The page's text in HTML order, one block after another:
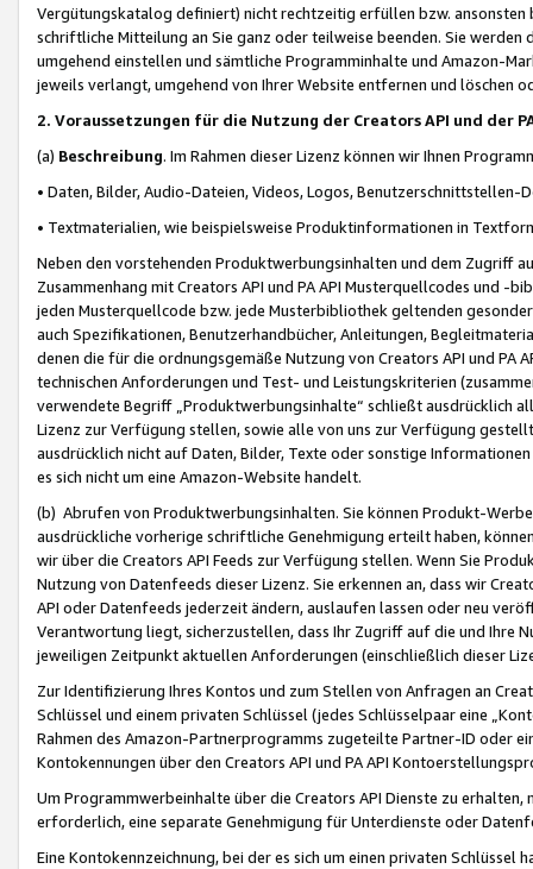
Vergütungskatalog definiert) nicht rechtzeitig erfüllen bzw. ansonsten
schriftliche Mitteilung an Sie ganz oder teilweise beenden. Sie werden
umgehend einstellen und sämtliche Programminhalte und Amazon-
jeweils verlangt, umgehend von Ihrer Website entfernen und löschen
2. Voraussetzungen für die Nutzung der Creators API und der
(a) Beschreibung. Im Rahmen dieser Lizenz können wir Ihnen
• Daten, Bilder, Audio-Dateien, Videos, Logos, Benutzerschnittstellen-
• Textmaterialien, wie beispielsweise Produktinformationen in
Neben den vorstehenden Produktwerbungsinhalten und dem Zugriff
Zusammenhang mit Creators API und PA API Musterquellcodes und
jeden Musterquellcode bzw. jede Musterbibliothek geltenden
auch Spezifikationen, Benutzerhandbücher, Anleitungen,
denen die für die ordnungsgemäße Nutzung von Creators API und PA
technischen Anforderungen und Test- und Leistungskriterien
verwendete Begriff „Produktwerbungsinhalte“ schließt ausdrücklich
Lizenz zur Verfügung stellen, sowie alle von uns zur Verfügung
ausdrücklich nicht auf Daten, Bilder, Texte oder sonstige
es sich nicht um eine Amazon-Website handelt.
(b) Abrufen von Produktwerbungsinhalten. Sie können Produkt-
ausdrückliche vorherige schriftliche Genehmigung erteilt haben,
wir über die Creators API Feeds zur Verfügung stellen. Wenn Sie
Nutzung von Datenfeeds dieser Lizenz. Sie erkennen an, dass wir
API oder Datenfeeds jederzeit ändern, auslaufen lassen oder neu
Verantwortung liegt, sicherzustellen, dass Ihr Zugriff auf die und Ihre
jeweiligen Zeitpunkt aktuellen Anforderungen (einschließlich dieser
Zur Identifizierung Ihres Kontos und zum Stellen von Anfragen an
Schlüssel und einem privaten Schlüssel (jedes Schlüsselpaar eine
Rahmen des Amazon-Partnerprogramms zugeteilte Partner-ID oder
Kontokennungen über den Creators API und PA API
Um Programmwerbeinhalte über die Creators API Dienste zu
erforderlich, eine separate Genehmigung für Unterdienste oder
Eine Kontokennzeichnung, bei der es sich um einen privaten